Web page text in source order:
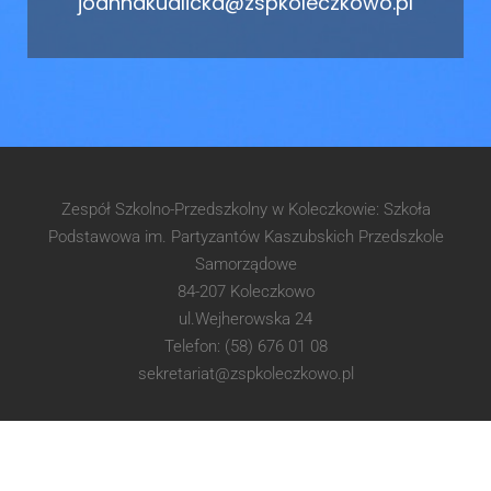
Zespół Szkolno-Przedszkolny w Koleczkowie: Szkoła
Podstawowa im. Partyzantów Kaszubskich Przedszkole
Samorządowe
84-207 Koleczkowo
ul.Wejherowska 24
Telefon: (58) 676 01 08
sekretariat@zspkoleczkowo.pl